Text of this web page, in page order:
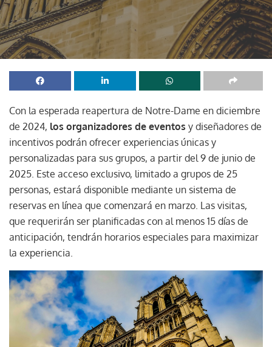
Con la esperada reapertura de Notre-Dame en diciembre
de 2024, los organizadores de eventos y diseñadores de
incentivos podrán ofrecer experiencias únicas y
personalizadas para sus grupos, a partir del 9 de junio de
2025. Este acceso exclusivo, limitado a grupos de 25
personas, estará disponible mediante un sistema de
reservas en línea que comenzará en marzo. Las visitas,
que requerirán ser planificadas con al menos 15 días de
anticipación, tendrán horarios especiales para maximizar
la experiencia.